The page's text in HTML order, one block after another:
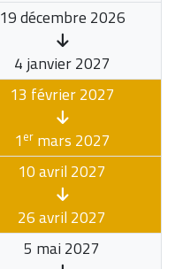
19 décembre 2026
4 janvier 2027
13 février 2027
1ermars 2027
10 avril 2027
26 avril 2027
5 mai 2027